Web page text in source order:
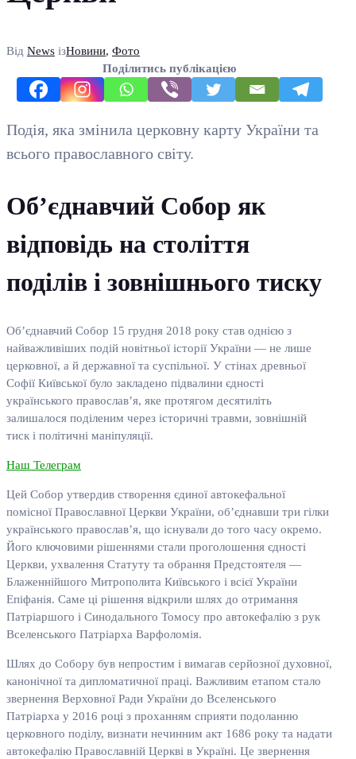
Від News ізНовини, Фото
Поділитись публікацією
Подія, яка змінила церковну карту України та
всього православного світу.
Об’єднавчий Собор як
відповідь на століття
поділів і зовнішнього тиску
Об’єднавчий Собор 15 грудня 2018 року став однією з
найважливіших подій новітньої історії України — не лише
церковної, а й державної та суспільної. У стінах древньої
Софії Київської було закладено підвалини єдності
українського православ’я, яке протягом десятиліть
залишалося поділеним через історичні травми, зовнішній
тиск і політичні маніпуляції.
Наш Телеграм
Цей Собор утвердив створення єдиної автокефальної
помісної Православної Церкви України, об’єднавши три гілки
українського православ’я, що існували до того часу окремо.
Його ключовими рішеннями стали проголошення єдності
Церкви, ухвалення Статуту та обрання Предстоятеля —
Блаженнійшого Митрополита Київського і всієї України
Епіфанія. Саме ці рішення відкрили шлях до отримання
Патріаршого і Синодального Томосу про автокефалію з рук
Вселенського Патріарха Варфоломія.
Шлях до Собору був непростим і вимагав серйозної духовної,
канонічної та дипломатичної праці. Важливим етапом стало
звернення Верховної Ради України до Вселенського
Патріарха у 2016 році з проханням сприяти подоланню
церковного поділу, визнати нечинним акт 1686 року та надати
автокефалію Православній Церкві в Україні. Це звернення